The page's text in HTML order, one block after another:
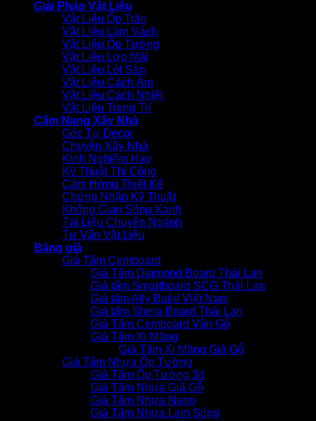
Giải Pháp Vật Liệu
Vật Liệu Ốp Trần
Vật Liệu Làm Vách
Vật Liệu Ốp Tường
Vật Liệu Lợp Mái
Vật Liệu Lót Sàn
Vật Liệu Cách Âm
Vật Liệu Cách Nhiệt
Vật Liệu Trang Trí
Cẩm Nang Xây Nhà
Góc Tự Decor
Chuyện Xây Nhà
Kinh Nghiệm Hay
Kỹ Thuật Thi Công
Cảm Hứng Thiết Kế
Chứng Nhận Kỹ Thuật
Không Gian Sống Xanh
Tài Liệu Chuyên Ngành
Tư Vấn Vật Liệu
Bảng giá
Giá Tấm Cemboard
Giá Tấm Diamond Board Thái Lan
Giá tấm Smartboard SCG Thái Lan
Giá tấm Ally Build Việt Nam
Giá tấm Shera Board Thái Lan
Giá Tấm Cemboard Vân Gỗ
Giá Tấm Xi Măng
Giá Tấm Xi Măng Giả Gỗ
Giá Tấm Nhựa Ốp Tường
Giá Tấm Ốp Tường 3d
Giá Tấm Nhựa Giả Gỗ
Giá Tấm Nhựa Nano
Giá Tấm Nhựa Lam Sóng